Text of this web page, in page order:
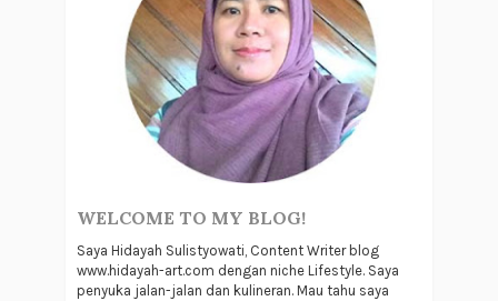
WELCOME TO MY BLOG!
Saya Hidayah Sulistyowati, Content Writer blog
www.hidayah-art.com dengan niche Lifestyle. Saya
penyuka jalan-jalan dan kulineran. Mau tahu saya